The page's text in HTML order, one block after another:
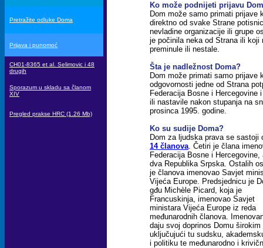
Pretražite odluke Doma
Prijava i punomoć
CH01-8365 et al. Selimovic i 48
drugih
Sporazum u skladu sa članom
XIV
Pregled prakse HRC (1.26 Mb)
Ko može podnijeti prijavu
Dom može samo primati prijave
direktno od svake Strane
nevladine organizacije ili grupe
je počinila neka od Strana ili
preminule ili nestale.
Šta je nadležnost Doma?
Dom može primati samo
odgovornosti jedne od Strana
Federacija Bosne i
ili nastavile nakon stupanja na
prosinca 1995. godine.
Ko su sudije Doma?
Dom za ljudska prava se sastoji
14 članova. Četiri je člana
Federacija Bosne i Hercegovine,
dva Republika Srpska. Ostalih
je članova imenovao Savjet
Vijeća Europe. Predsjednicu je
gđu Michèle Picard, koja je
Francuskinja, imenovao Savjet
ministara Vijeća Europe iz reda
međunarodnih članova.
daju svoj doprinos Domu
uključujući tu sudsku,
i politiku te međunarodno i